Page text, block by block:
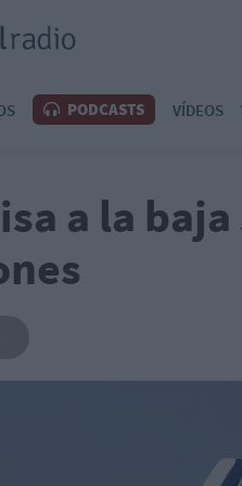
PODCASTS VÍDEOS
a la baja